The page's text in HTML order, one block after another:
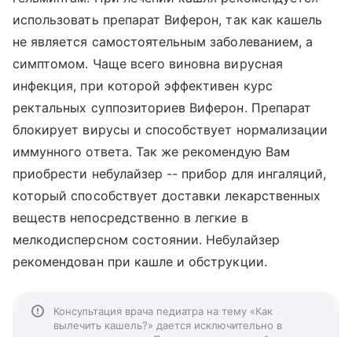
использовать препарат Виферон, так как кашель
не является самостоятельным заболеванием, а
симптомом. Чаще всего виновна вирусная
инфекция, при которой эффективен курс
ректальных суппозиториев Виферон. Препарат
блокирует вирусы и способствует нормализации
иммунного ответа. Так же рекомендую Вам
приобрести небулайзер -- прибор для ингаляций,
который способствует доставки лекарственных
веществ непосредственно в легкие в
мелкодисперсном состоянии. Небулайзер
рекомендован при кашле и обструкции.
Консультация врача педиатра на тему «Как
вылечить кашель?» дается исключительно в